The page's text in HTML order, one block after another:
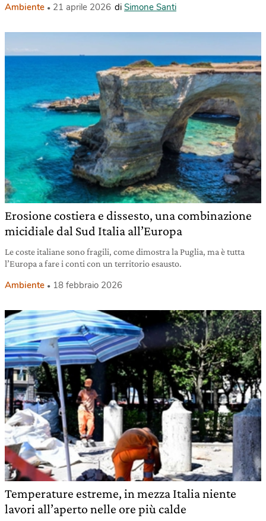
Ambiente 21 aprile 2026 di Simone Santi
Erosione costiera e dissesto, una combinazione
micidiale dal Sud Italia all’Europa
Le coste italiane sono fragili, come dimostra la Puglia, ma è tutta
l’Europa a fare i conti con un territorio esausto.
Ambiente 18 febbraio 2026
Temperature estreme, in mezza Italia niente
lavori all’aperto nelle ore più calde